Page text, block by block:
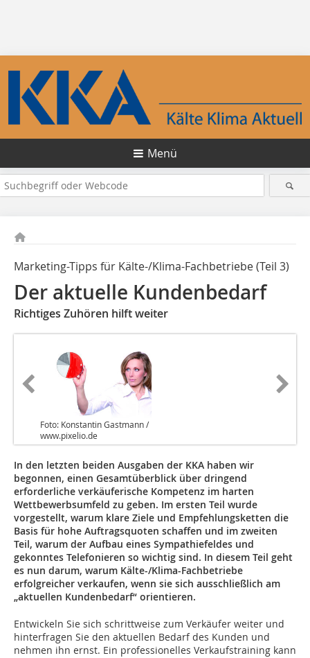
Menü
Marketing-Tipps für Kälte-/Klima-Fachbetriebe (Teil 3)
Der aktuelle Kundenbedarf
Richtiges Zuhören hilft weiter
Foto: Konstantin Gastmann /
www.pixelio.de
In den letzten beiden Ausgaben der KKA haben wir
begonnen, einen Gesamt­überblick über dringend
erforderliche verkäuferische Kompetenz im harten
Wettbewerbsumfeld zu geben. Im ersten Teil wurde
vorgestellt, warum klare Ziele und Empfehlungsketten die
Basis für hohe Auftragsquoten schaffen und im zweiten
Teil, warum der Aufbau eines Sympathiefeldes und
gekonntes Telefonieren so wichtig sind. In diesem Teil geht
es nun darum, warum Kälte-/Klima-Fachbetriebe
erfolgreicher verkaufen, wenn sie sich ausschließlich am
„aktuellen Kundenbedarf“ orientieren.
Entwickeln Sie sich schrittweise zum Verkäufer weiter und
hinterfragen Sie den aktuellen Bedarf des Kunden und
nehmen ihn ernst. Ein professionelles Verkaufstraining kann